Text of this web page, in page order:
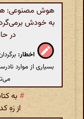
هوش مصنوعی: هر
به خودش
در
اخطار:
بسیاری از موارد
# به
از رَهِ